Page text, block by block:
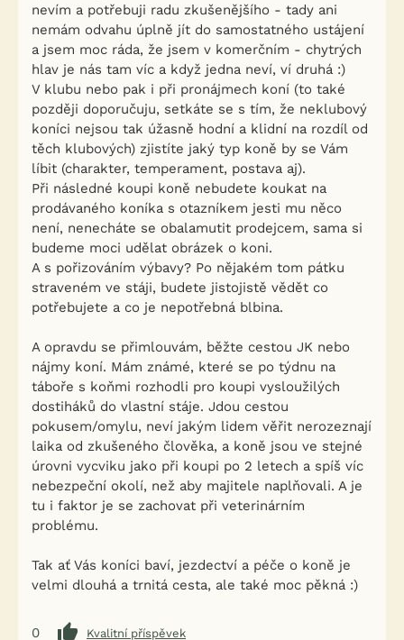
nevím a potřebuji radu zkušenějšího - tady ani
nemám odvahu úplně jít do samostatného ustájení
a jsem moc ráda, že jsem v komerčním - chytrých
hlav je nás tam víc a když jedna neví, ví druhá :)
V klubu nebo pak i při pronájmech koní (to také
později doporučuju, setkáte se s tím, že neklubový
koníci nejsou tak úžasně hodní a klidní na rozdíl od
těch klubových) zjistíte jaký typ koně by se Vám
líbit (charakter, temperament, postava aj).
Při následné koupi koně nebudete koukat na
prodávaného koníka s otazníkem jesti mu něco
není, nenecháte se obalamutit prodejcem, sama si
budeme moci udělat obrázek o koni.
A s pořizováním výbavy? Po nějakém tom pátku
straveném ve stáji, budete jistojistě vědět co
potřebujete a co je nepotřebná blbina.
A opravdu se přimlouvám, běžte cestou JK nebo
nájmy koní. Mám známé, které se po týdnu na
táboře s koňmi rozhodli pro koupi vysloužilých
dostiháků do vlastní stáje. Jdou cestou
pokusem/omylu, neví jakým lidem věřit nerozeznají
laika od zkušeného člověka, a koně jsou ve stejné
úrovni vycviku jako při koupi po 2 letech a spíš víc
nebezpeční okolí, než aby majitele naplňovali. A je
tu i faktor je se zachovat při veterinárním
problému.
Tak ať Vás koníci baví, jezdectví a péče o koně je
velmi dlouhá a trnitá cesta, ale také moc pěkná :)
0
Kvalitní příspěvek